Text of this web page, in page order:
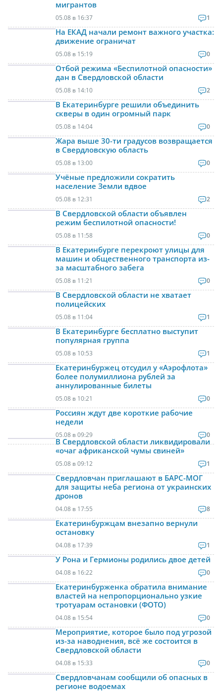
мигрантов
05.08 в 16:37 1
На ЕКАД начали ремонт важного участка:
движение ограничат
05.08 в 15:19 0
Отбой режима «Беспилотной опасности»
дан в Свердловской области
05.08 в 14:10 2
В Екатеринбурге решили объединить
скверы в один огромный парк
05.08 в 14:04 0
Жара выше 30-ти градусов возвращается
в Свердловскую область
05.08 в 13:00 0
Учёные предложили сократить
население Земли вдвое
05.08 в 12:31 2
В Свердловской области объявлен
режим беспилотной опасности!
05.08 в 11:58 0
В Екатеринбурге перекроют улицы для
машин и общественного транспорта из-
за масштабного забега
05.08 в 11:21 0
В Свердловской области не хватает
полицейских
05.08 в 11:04 1
В Екатеринбурге бесплатно выступит
популярная группа
05.08 в 10:53 1
Екатеринбуржец отсудил у «Аэрофлота»
более полумиллиона рублей за
аннулированные билеты
05.08 в 10:21 0
Россиян ждут две короткие рабочие
недели
05.08 в 09:29 0
В Свердловской области ликвидировали
«очаг африканской чумы свиней»
05.08 в 09:12 1
Свердловчан приглашают в БАРС-МОГ
для защиты неба региона от украинских
дронов
04.08 в 17:55 8
Екатеринбуржцам внезапно вернули
остановку
04.08 в 17:39 1
У Рона и Гермионы родились двое детей
04.08 в 16:22 0
Екатеринбурженка обратила внимание
властей на непропорционально узкие
тротуарам остановки (ФОТО)
04.08 в 15:54 0
Мероприятие, которое было под угрозой
из-за наводнения, всё же состоится в
Свердловской области
04.08 в 15:33 0
Свердловчанам сообщили об опасных в
регионе водоемах